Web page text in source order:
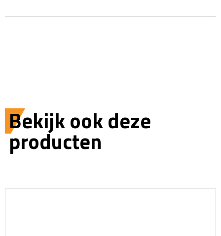
Bekijk ook deze
producten